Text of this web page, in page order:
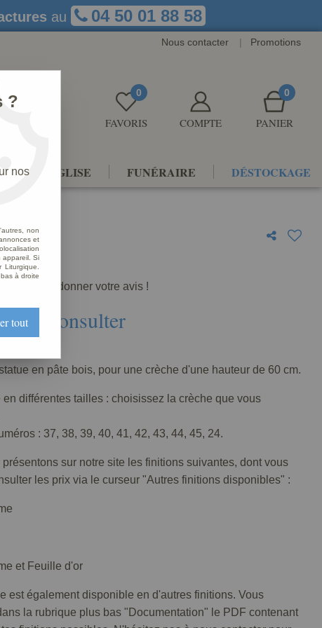
au 04 50 01 88 58
Nous contacter | Promotions
0
FAVORIS COMPTE
0
PANIER
D'ÉGLISE FUNÉRAIRE DÉSTOCKAGE
premier à donner votre avis !
consulter
en pâte bois, pour une crèche d'une hauteur de 60 cm.
en différentes tailles : choisissez la crèche que vous
: 37, 38, 39, 40, 41, 42, 43, 44, 45, 24.
présentons sur notre site les finitions suivantes, dont vous
les prix via le curseur "Autres finitions disponibles" :
et Feuille d'or
est également disponible en d'autres finitions. Vous
la rubrique plus bas "Documentation" le PDF contenant
?
nos
non
et
appareil. Si
à droite
tout